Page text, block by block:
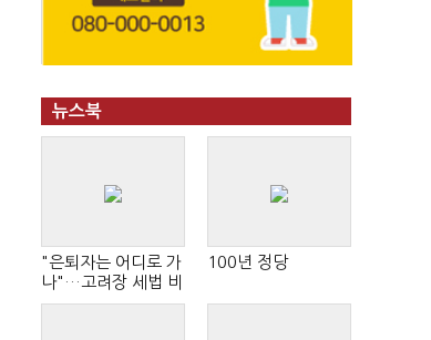
뉴스북
"은퇴자는 어디로 가
나"…고려장 세법 비
판 확산
100년 정당